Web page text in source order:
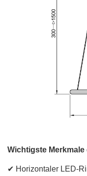
Wichtigste Merkmale
✔ Horizontaler LED-